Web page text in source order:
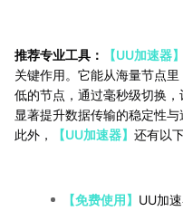
推荐专业工具： 【UU加速器】
关键作用。它能从海量节点
低的节点，通过毫秒级切换
显著提升数据传输的稳定性与
此外，
【UU加速器】 还有以
【免费使用】 UU加